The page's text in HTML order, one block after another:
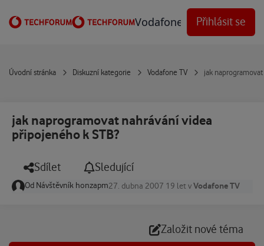
Vodafone Techforum
Přihlásit se
Úvodní stránka Diskuzní kategorie Vodafone TV jak
jak naprogramovat nahrávání videa
připojeného k STB?
Sdílet Sledující
Od Návštěvník honzapm27. dubna 2007 19 let vVodafone TV
Založit nové téma